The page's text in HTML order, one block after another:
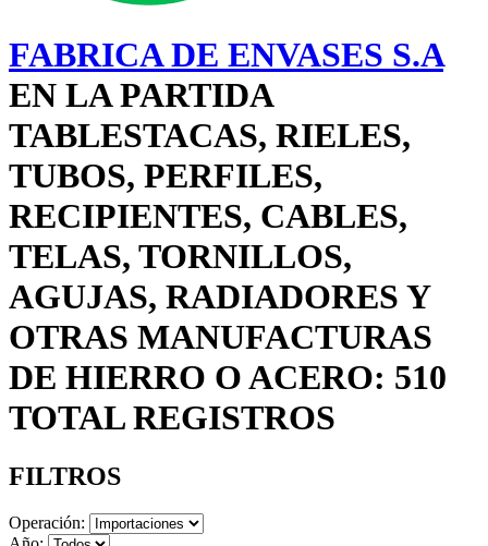
FABRICA DE ENVASES S.A
EN LA PARTIDA
TABLESTACAS, RIELES,
TUBOS, PERFILES,
RECIPIENTES, CABLES,
TELAS, TORNILLOS,
AGUJAS, RADIADORES Y
OTRAS MANUFACTURAS
DE HIERRO O ACERO: 510
TOTAL REGISTROS
FILTROS
Operación: